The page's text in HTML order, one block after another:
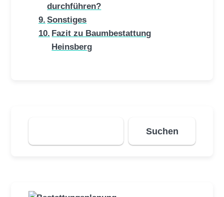
durchführen?
Sonstiges
Fazit zu Baumbestattung
Heinsberg
Suchen
Suchen